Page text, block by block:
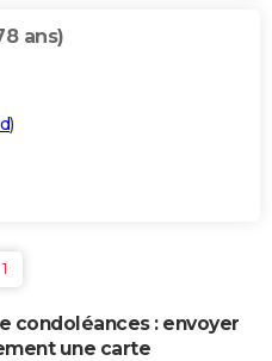
ans)
)
1
condoléances : envoyer
une carte